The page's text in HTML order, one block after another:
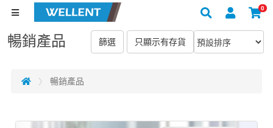
0
暢銷產品
暢銷產品